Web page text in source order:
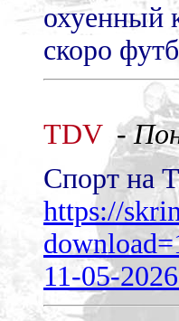
охуенный
скоро
TDV-
Спорт на
https://
11-05-